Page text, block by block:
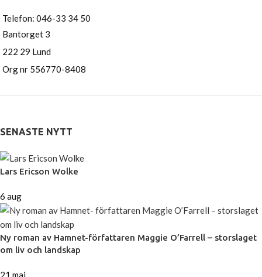
Telefon: 046-33 34 50
Bantorget 3
222 29 Lund
Org nr 556770-8408
SENASTE NYTT
Lars Ericson Wolke
6 aug
Ny roman av Hamnet-författaren Maggie O’Farrell – storslaget
om liv och landskap
21 maj